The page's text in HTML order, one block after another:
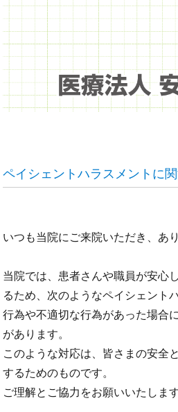
ペイシェントハラスメントに
いつも当院にご来院いただき、あ
当院では、患者さんや職員が安心
るため、次のようなペイシェント
行為や不適切な行為があった場合
があります。
このような対応は、皆さまの安全
するためのものです。
ご理解とご協力をお願いいたします